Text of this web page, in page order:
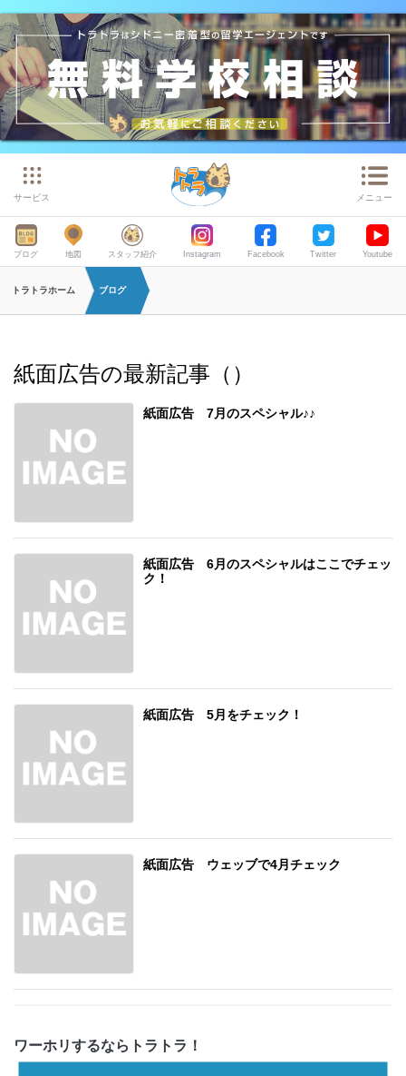
サービス メニュー
ブログ 地図 スタッフ紹介 Instagram Facebook Twitter Youtube
トラトラホーム ブログ
紙面広告の最新記事（）
紙面広告 7月のスペシャル♪♪
紙面広告 6月のスペシャルはここでチェッ
ク！
紙面広告 5月をチェック！
紙面広告 ウェッブで4月チェック
ワーホリするならトラトラ！